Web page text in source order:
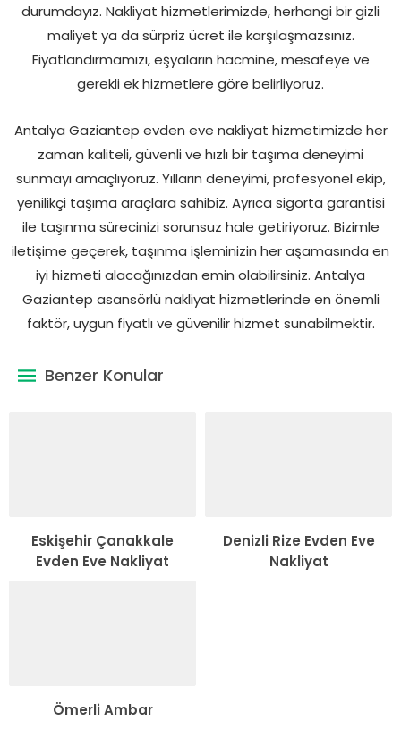
durumdayız. Nakliyat hizmetlerimizde, herhangi bir gizli
maliyet ya da sürpriz ücret ile karşılaşmazsınız.
Fiyatlandırmamızı, eşyaların hacmine, mesafeye ve
gerekli ek hizmetlere göre belirliyoruz.
Antalya Gaziantep evden eve nakliyat hizmetimizde her
zaman kaliteli, güvenli ve hızlı bir taşıma deneyimi
sunmayı amaçlıyoruz. Yılların deneyimi, profesyonel ekip,
yenilikçi taşıma araçlara sahibiz. Ayrıca sigorta garantisi
ile taşınma sürecinizi sorunsuz hale getiriyoruz. Bizimle
iletişime geçerek, taşınma işleminizin her aşamasında en
iyi hizmeti alacağınızdan emin olabilirsiniz. Antalya
Gaziantep asansörlü nakliyat hizmetlerinde en önemli
faktör, uygun fiyatlı ve güvenilir hizmet sunabilmektir.
Benzer Konular
Eskişehir Çanakkale
Evden Eve Nakliyat
Denizli Rize Evden Eve
Nakliyat
Ömerli Ambar